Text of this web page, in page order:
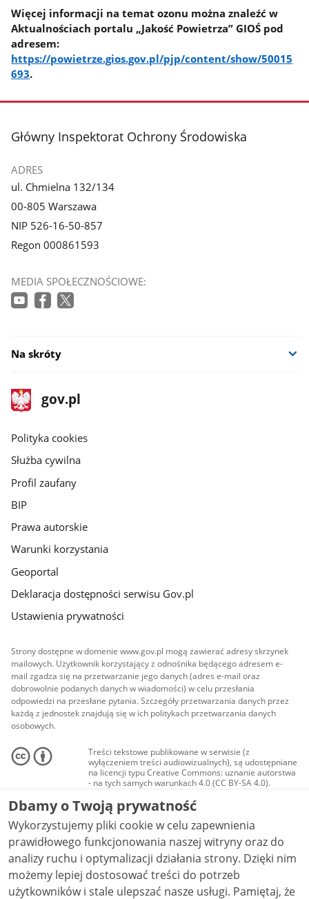
Więcej informacji na temat ozonu można znaleźć w
Aktualnościach portalu „Jakość Powietrza” GIOŚ pod
adresem:
https://powietrze.gios.gov.pl/pjp/content/show/50015
693.
stopka
Główny Inspektorat Ochrony Środowiska
ADRES
ul. Chmielna 132/134
00-805 Warszawa
NIP 526-16-50-857
Regon 000861593
MEDIA SPOŁECZNOŚCIOWE:
Na skróty
stopka
gov.pl
Strona
gov.pl
gov.pl
Polityka cookies
Służba cywilna
Profil zaufany
BIP
Prawa autorskie
Warunki korzystania
Geoportal
Deklaracja dostępności serwisu Gov.pl
Ustawienia prywatności
Strony dostępne w domenie www.gov.pl mogą zawierać adresy skrzynek
mailowych. Użytkownik korzystający z odnośnika będącego adresem e-
mail zgadza się na przetwarzanie jego danych (adres e-mail oraz
dobrowolnie podanych danych w wiadomości) w celu przesłania
odpowiedzi na przesłane pytania. Szczegóły przetwarzania danych przez
każdą z jednostek znajdują się w ich politykach przetwarzania danych
osobowych.
Treści tekstowe publikowane w serwisie (z
wyłączeniem treści audiowizualnych), są udostępniane
na licencji typu Creative Commons: uznanie autorstwa
- na tych samych warunkach 4.0 (CC BY-SA 4.0).
Materiały audiowizualne, w tym zdjęcia, materiały
audio i wideo, są udostępniane na licencji typu
Creative Commons: uznanie autorstwa użycie
niekomercyjne - bez utworów zależnych 4.0 (CC BY-
NC-ND 4.0), o ile nie jest to stwierdzone inaczej.
Dbamy o Twoją prywatność
Wykorzystujemy pliki cookie w celu zapewnienia
prawidłowego funkcjonowania naszej witryny oraz do
analizy ruchu i optymalizacji działania strony. Dzięki nim
możemy lepiej dostosować treści do potrzeb
użytkowników i stale ulepszać nasze usługi. Pamiętaj, że